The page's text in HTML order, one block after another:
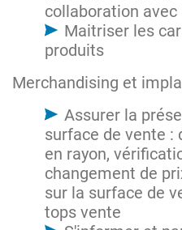
collaboration avec
Maitriser les
produits
Merchandising et
Assurer la
surface de vente :
en rayon,
changement de
sur la surface de
tops vente